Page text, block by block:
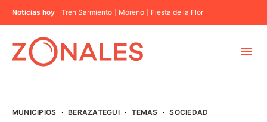
Noticias hoy Tren Sarmiento Moreno Fiesta de la Flor
MUNICIPIOS · BERAZATEGUI · TEMAS · SOCIEDAD